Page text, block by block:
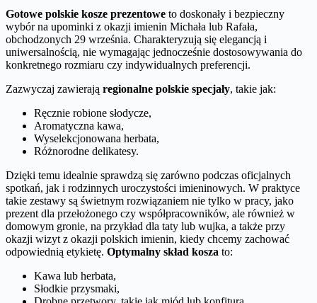
Gotowe polskie kosze prezentowe to doskonały i bezpieczny
wybór na upominki z okazji imienin Michała lub Rafała,
obchodzonych 29 września. Charakteryzują się elegancją i
uniwersalnością, nie wymagając jednocześnie dostosowywania do
konkretnego rozmiaru czy indywidualnych preferencji.
Zazwyczaj zawierają regionalne polskie specjały, takie jak:
Ręcznie robione słodycze,
Aromatyczna kawa,
Wyselekcjonowana herbata,
Różnorodne delikatesy.
Dzięki temu idealnie sprawdzą się zarówno podczas oficjalnych
spotkań, jak i rodzinnych uroczystości imieninowych. W praktyce
takie zestawy są świetnym rozwiązaniem nie tylko w pracy, jako
prezent dla przełożonego czy współpracowników, ale również w
domowym gronie, na przykład dla taty lub wujka, a także przy
okazji wizyt z okazji polskich imienin, kiedy chcemy zachować
odpowiednią etykietę. Optymalny skład kosza to:
Kawa lub herbata,
Słodkie przysmaki,